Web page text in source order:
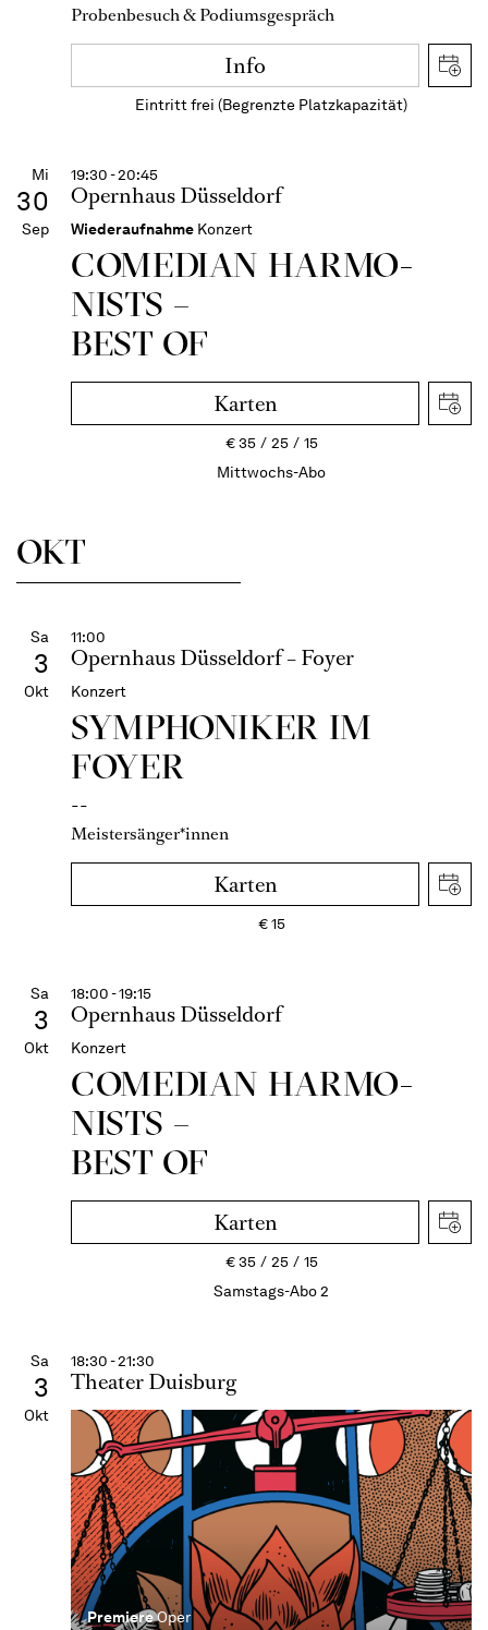
Probenbesuch & Podiumsgespräch
Info
Eintritt frei (Begrenzte Platzkapazität)
Mi
30
Sep
19:30 - 20:45
Opernhaus Düsseldorf
Wiederaufnahme Konzert
COME­DIAN HARMO­
NISTS –
BEST OF
Karten
€35 25
15
Mittwochs-Abo
OKT
Sa
3
Okt
11:00
Opernhaus Düsseldorf – Foyer
Konzert
SYMPHONIKER IM
FOYER
--
Meistersänger*innen
Karten
€15
Sa
3
Okt
18:00 - 19:15
Opernhaus Düsseldorf
Konzert
COME­DIAN HARMO­
NISTS –
BEST OF
Karten
€35 25
15
Samstags-Abo 2
Sa
3
Okt
18:30 - 21:30
Theater Duisburg
PremiereOper